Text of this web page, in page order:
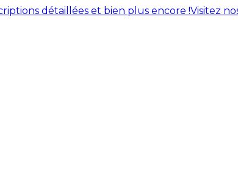
détaillées et bien plus encore !Visitez